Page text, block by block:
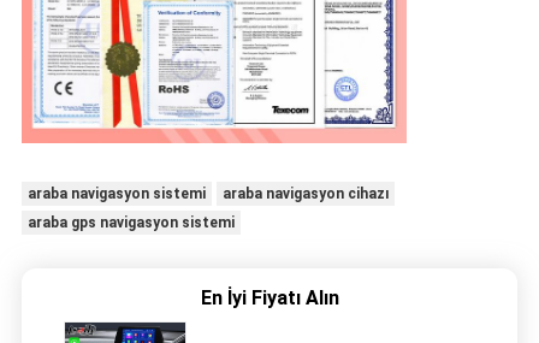
araba navigasyon sistemi
araba navigasyon cihazı
araba gps navigasyon sistemi
En İyi Fiyatı Alın